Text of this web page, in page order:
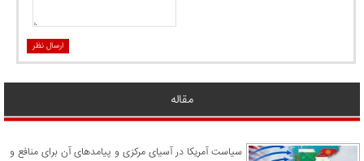
ارسال نظر
مقاله
سیاست آمریکا در آسیای مرکزی و پیامدهای آن برای منافع و